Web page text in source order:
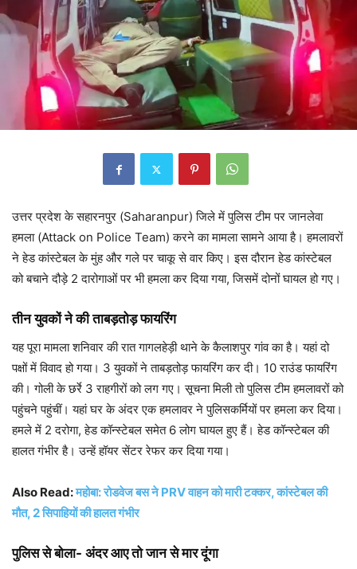
उत्तर प्रदेश के सहारनपुर (Saharanpur) जिले में पुलिस टीम पर जानलेवा
हमला (Attack on Police Team) करने का मामला सामने आया है। हमलावरों
ने हेड कांस्टेबल के मुंह और गले पर चाकू से वार किए। इस दौरान हेड कांस्टेबल
को बचाने दौड़े 2 दारोगाओं पर भी हमला कर दिया गया, जिसमें दोनों घायल हो गए।
तीन युवकों ने की ताबड़तोड़ फायरिंग
यह पूरा मामला शनिवार की रात गागलहेड़ी थाने के कैलाशपुर गांव का है। यहां दो
पक्षों में विवाद हो गया। 3 युवकों ने ताबड़तोड़ फायरिंग कर दी। 10 राउंड फायरिंग
की। गोली के छर्रे 3 राहगीरों को लग गए। सूचना मिली तो पुलिस टीम हमलावरों को
पहुंचने पहुंचीं। यहां घर के अंदर एक हमलावर ने पुलिसकर्मियों पर हमला कर दिया।
हमले में 2 दरोगा, हेड कॉन्स्टेबल समेत 6 लोग घायल हुए हैं। हेड कॉन्स्टेबल की
हालत गंभीर है। उन्हें हॉयर सेंटर रेफर कर दिया गया।
Also Read:महोबा: रोडवेज बस ने PRV वाहन को मारी टक्कर, कांस्टेबल की
मौत, 2 सिपाहियों की हालत गंभीर
पुलिस से बोला- अंदर आए तो जान से मार दूंगा